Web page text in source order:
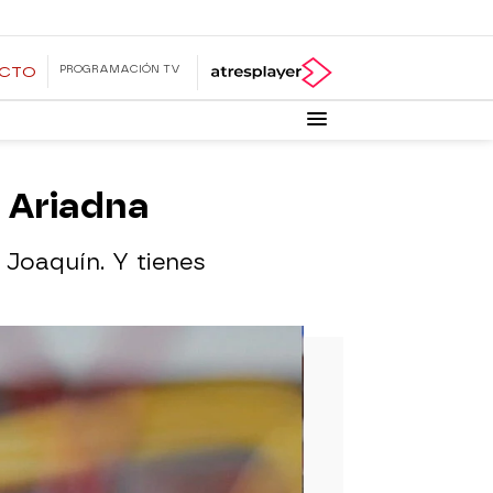
PROGRAMACIÓN TV
Y tienes